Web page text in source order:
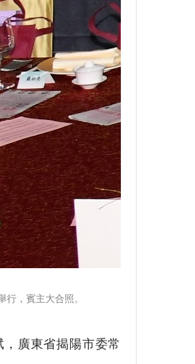
，賓主大合照。
廣東省揭陽市委常